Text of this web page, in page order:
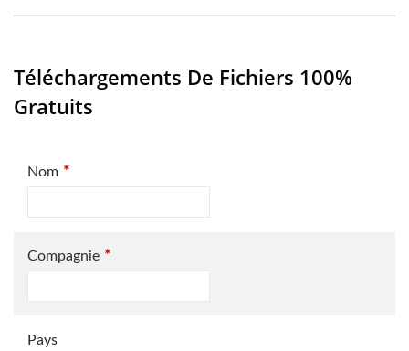
Téléchargements De Fichiers 100%
Gratuits
Nom *
Compagnie *
Pays